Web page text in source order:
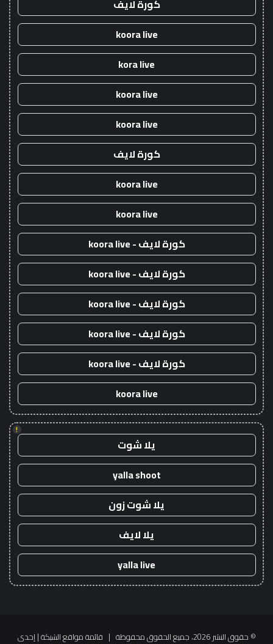
كورة لايف
koora live
kora live
koora live
koora live
كورة لايف
koora live
koora live
كورة لايف - koora live
كورة لايف - koora live
كورة لايف - koora live
كورة لايف - koora live
كورة لايف - koora live
koora live
!
يلا شوت
yalla shoot
يلا شوت زون
يلا لايف
yalla live
© حقوق النشر 2026، جميع الحقوق محفوظة | قائمة مواقع الشبكة| إحدى